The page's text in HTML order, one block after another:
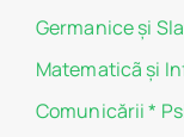
Germanice şi
Matematicã și
Comunicării *